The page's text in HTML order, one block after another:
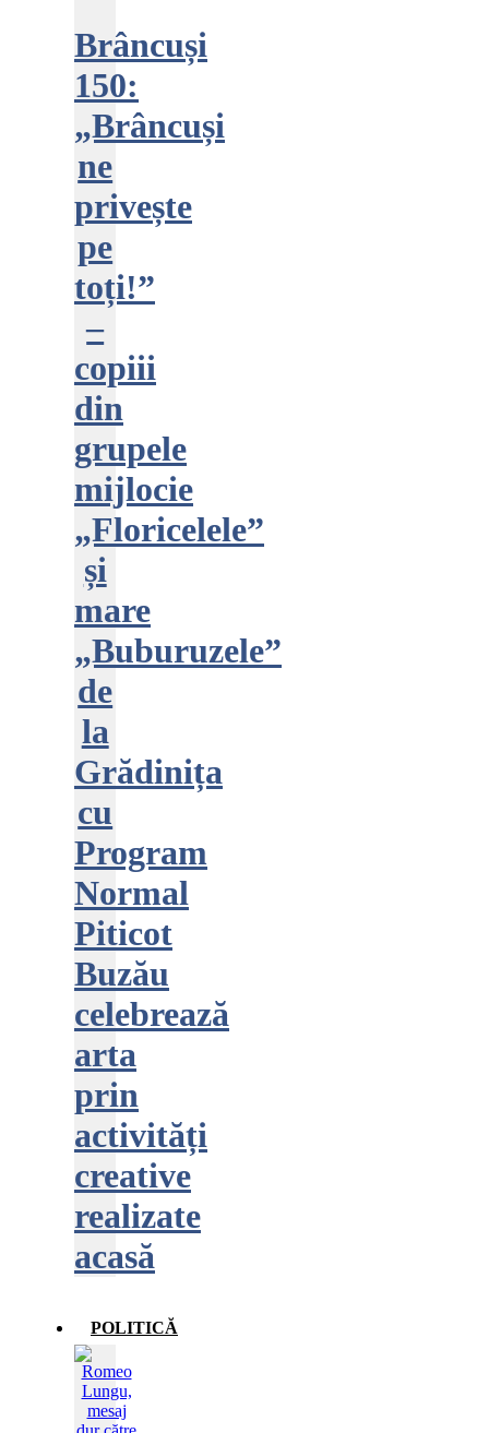
Brâncuși
150:
„Brâncuși
ne
privește
pe
toți!”
–
copiii
din
grupele
mijlocie
„Floricelele”
și
mare
„Buburuzele”
de
la
Grădinița
cu
Program
Normal
Piticot
Buzău
celebrează
arta
prin
activități
creative
realizate
acasă
POLITICĂ